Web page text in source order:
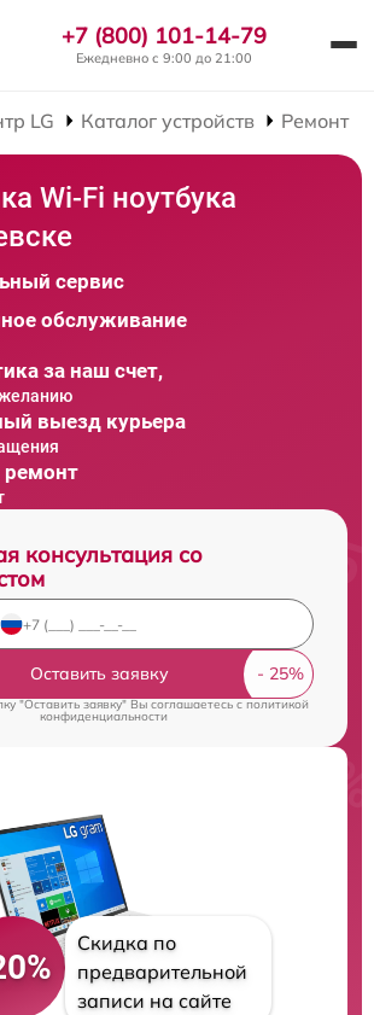
+7 (800) 101-14-79
Ежедневно с 9:00 до 21:00
LG Каталог устройств Ремонт
Wi-Fi ноутбука
сервис
обслуживание
за наш счет,
выезд курьера
консультация со
Оставить заявку
"Оставить заявку" Вы соглашаетесь cполитикой
конфиденциальности
Скидка по
предварительной
записи на сайте